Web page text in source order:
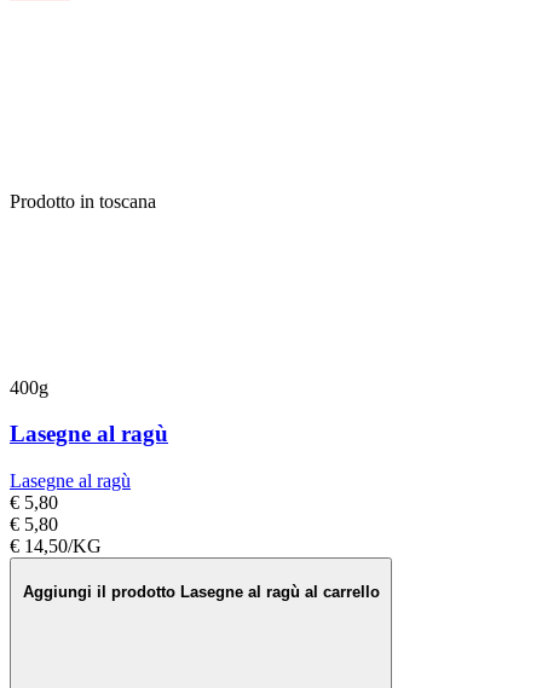
Prodotto in toscana
400g
Lasegne al ragù
Lasegne al ragù
€ 5,80
€ 5,80
€ 14,50/KG
Aggiungi il prodotto Lasegne al ragù al carrello